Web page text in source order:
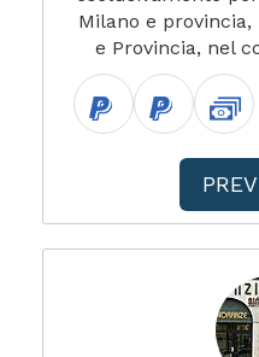
Milano e
e Provincia, nel